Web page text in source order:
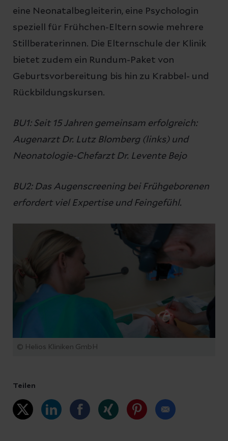
eine Neonatalbegleiterin, eine Psychologin
speziell für Frühchen-Eltern sowie mehrere
Stillberaterinnen. Die Elternschule der Klinik
bietet zudem ein Rundum-Paket von
Geburtsvorbereitung bis hin zu Krabbel- und
Rückbildungskursen.
BU1: Seit 15 Jahren gemeinsam erfolgreich:
Augenarzt Dr. Lutz Blomberg (links) und
Neonatologie-Chefarzt Dr. Levente Bejo
BU2: Das Augenscreening bei Frühgeborenen
erfordert viel Expertise und Feingefühl.
© Helios Kliniken GmbH
Teilen